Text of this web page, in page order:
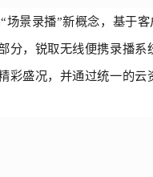
场景录播”新概念，基于
，锐取无线便携录播系
盛况，并通过统一的